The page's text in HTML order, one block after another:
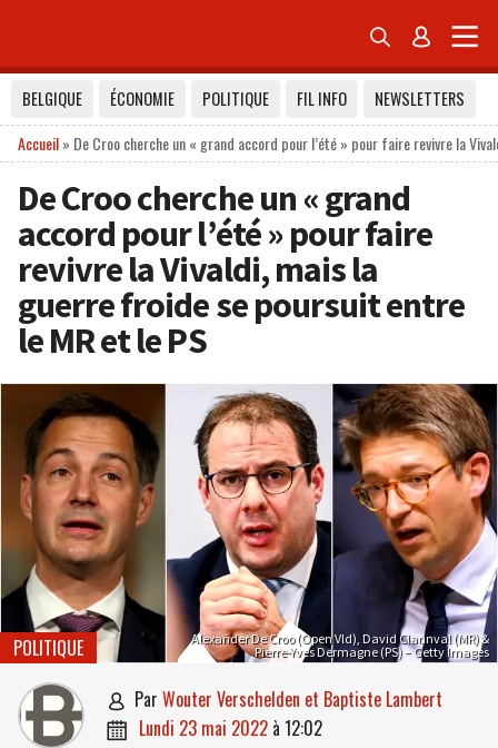
 
BELGIQUE ÉCONOMIE POLITIQUE FIL INFO
NEWSLETTERS
Accueil» De Croo cherche un « grand accord pour l’été » pour faire revivre la
De Croo cherche un « grand
accord pour l’été » pour faire
revivre la Vivaldi, mais la
guerre froide se poursuit entre
le MR et le PS
Alexander De Croo (Open Vld), David Clarinval (MR) &
Pierre-Yves Dermagne (PS) – Getty Images
POLITIQUE
 par Wouter Verschelden et Baptiste Lambert
 lundi 23 mai 2022 à 12:02